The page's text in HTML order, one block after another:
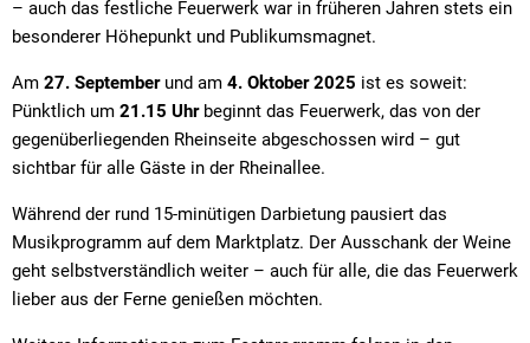
– auch das festliche Feuerwerk war in früheren Jahren stets ein
besonderer Höhepunkt und Publikumsmagnet.
Am 27. Septemberund am 4. Oktober 2025 ist es soweit:
Pünktlich um 21.15 Uhrbeginnt das Feuerwerk, das von der
gegenüberliegenden Rheinseite abgeschossen wird – gut
sichtbar für alle Gäste in der Rheinallee.
Während der rund 15-minütigen Darbietung pausiert das
Musikprogramm auf dem Marktplatz. Der Ausschank der Weine
geht selbstverständlich weiter – auch für alle, die das Feuerwerk
lieber aus der Ferne genießen möchten.